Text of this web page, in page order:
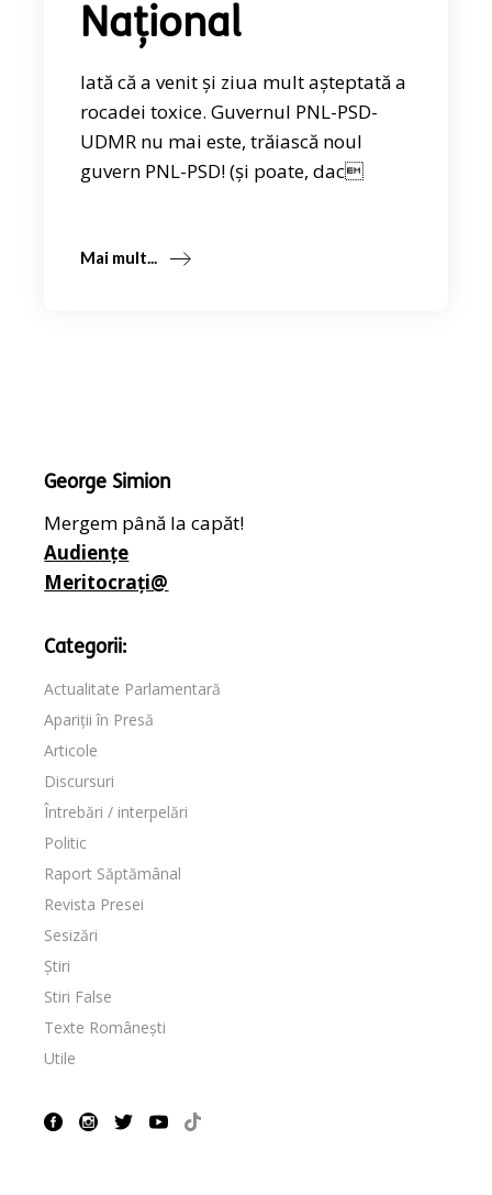
Național
Iată că a venit și ziua mult așteptată a
rocadei toxice. Guvernul PNL-PSD-
UDMR nu mai este, trăiască noul
guvern PNL-PSD! (și poate, dac
Mai mult...
George Simion
Mergem până la capăt!
Audiențe
Meritocrați@
Categorii:
Actualitate Parlamentară
Apariții în Presă
Articole
Discursuri
Întrebări / interpelări
Politic
Raport Săptămânal
Revista Presei
Sesizări
Știri
Stiri False
Texte Românești
Utile